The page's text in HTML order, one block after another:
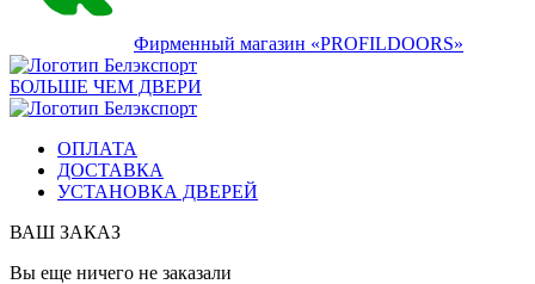
Фирменный магазин «PROFILDOORS»
БОЛЬШЕ ЧЕМ ДВЕРИ
ОПЛАТА
ДОСТАВКА
УСТАНОВКА ДВЕРЕЙ
ВАШ ЗАКАЗ
Вы еще ничего не заказали